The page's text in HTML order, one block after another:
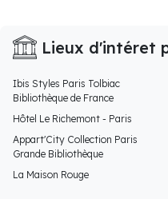
Lieux d'intéret
Ibis Styles Paris Tolbiac
Bibliothèque de France
Hôtel Le Richemont - Paris
Appart'City Collection Paris
Grande Bibliothèque
La Maison Rouge